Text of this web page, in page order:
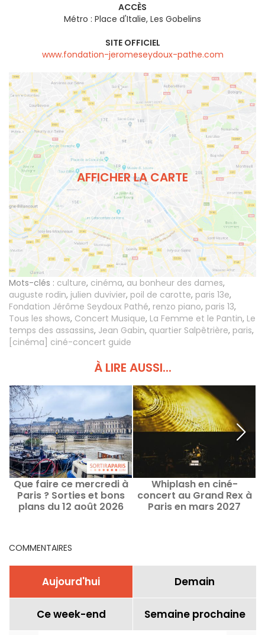
ACCÈS
Métro : Place d'Italie, Les Gobelins
SITE OFFICIEL
www.fondation-jeromeseydoux-pathe.com
AFFICHER LA CARTE
Mots-clés : culture, cinéma, au bonheur des dames,
auguste rodin, julien duvivier, poil de carotte, paris 13e,
Fondation Jérôme Seydoux Pathé, renzo piano, paris 13,
Tous les shows, Concert Musique, La Femme et le Pantin, Le
temps des assassins, Jean Gabin, quartier Salpêtrière, paris,
[cinéma] ciné-concert guide
À LIRE AUSSI...
Que faire ce mercredi à
Paris ? Sorties et bons
plans du 12 août 2026
Whiplash en ciné-
concert au Grand Rex à
Paris en mars 2027
COMMENTAIRES
Aujourd'hui Demain
Ce week-end Semaine prochaine